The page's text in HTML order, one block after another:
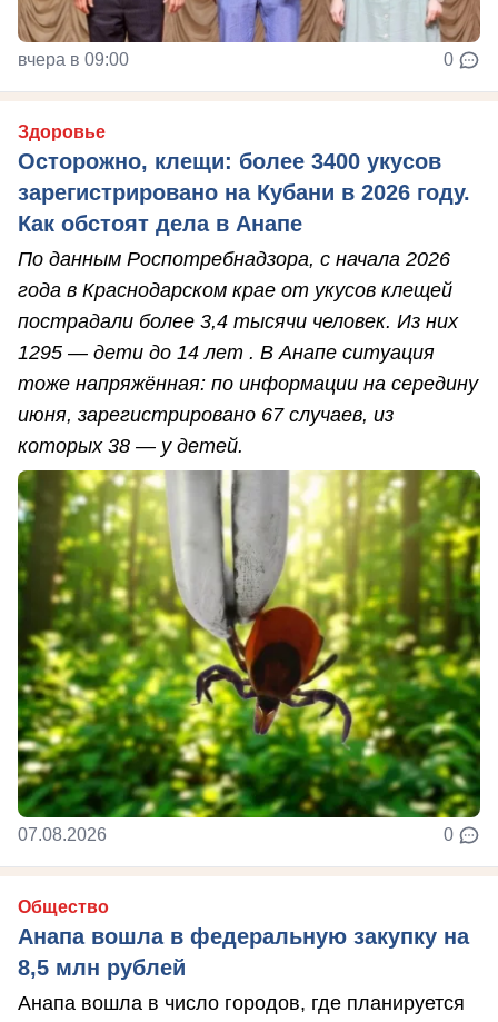
вчера в 09:00 0
Здоровье
Осторожно, клещи: более 3400 укусов
зарегистрировано на Кубани в 2026 году.
Как обстоят дела в Анапе
По данным Роспотребнадзора, с начала 2026
года в Краснодарском крае от укусов клещей
пострадали более 3,4 тысячи человек. Из них
1295 — дети до 14 лет . В Анапе ситуация
тоже напряжённая: по информации на середину
июня, зарегистрировано 67 случаев, из
которых 38 — у детей.
07.08.2026 0
Общество
Анапа вошла в федеральную закупку на
8,5 млн рублей
Анапа вошла в число городов, где планируется